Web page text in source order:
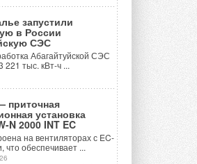
запустили
в России
СЭС
Абагайтуйской СЭС
221 тыс. кВт-ч ...
приточная
установка
N 2000 INT EC
на вентиляторах с EC-
что обеспечивает ...